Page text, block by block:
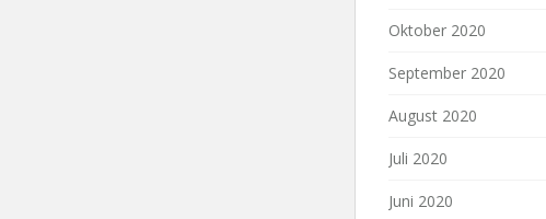
Oktober 2020
September 2020
August 2020
Juli 2020
Juni 2020